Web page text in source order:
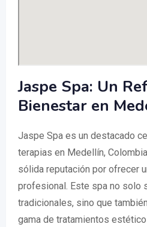
Jaspe Spa: Un
Bienestar en
Jaspe Spa es un destacado
terapias en Medellín,
sólida reputación por ofrecer
profesional. Este spa no solo
tradicionales, sino que
gama de tratamientos